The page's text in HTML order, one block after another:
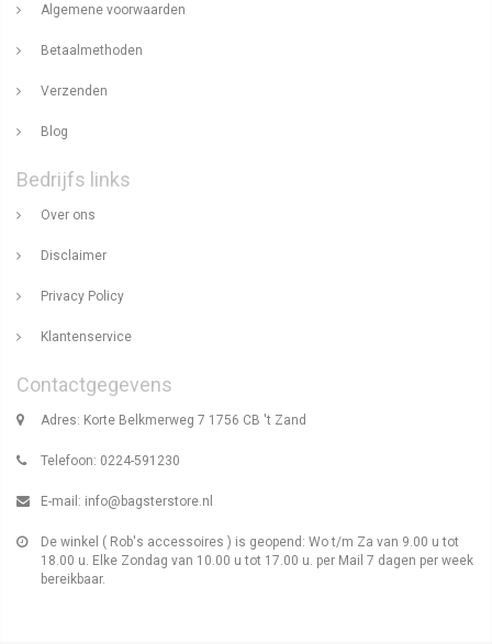
Algemene voorwaarden
Betaalmethoden
Verzenden
Blog
Bedrijfs links
Over ons
Disclaimer
Privacy Policy
Klantenservice
Contactgegevens
Adres: Korte Belkmerweg 7 1756 CB 't Zand
Telefoon: 0224-591230
E-mail: info@bagsterstore.nl
De winkel ( Rob's accessoires ) is geopend: Wo t/m Za van 9.00 u tot
18.00 u. Elke Zondag van 10.00 u tot 17.00 u. per Mail 7 dagen per week
bereikbaar.